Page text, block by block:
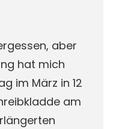
aber
hat mich
im März in 12
am